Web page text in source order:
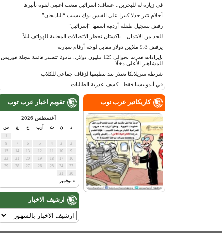
في زيارة له للبحرين.. عساف: اسرائيل منعت اغنيتي لقوة تأثيرها
أحلام تثير جدلا كبيرا على الفيس بوك بسبب “الباذنجان”
رفض تسجيل طفلة أردنية اسمها “إسرائيل”
للحد من الابتذال .. باكستان تحظر الاتصالات المجانية للهواتف ليلاً
يرفض 9٫3 ملايين دولار مقابل لوحة أرقام سيارته
بإيرادات قدرت بحوالي 125 مليون دولار.. مادونا تتصدر قائمة مجلة فوربس
للمشاهير الأعلى دخلًا
شرطة سريلانكا تعتذر بعد تنظيمها لزفاف جماعي للكلاب
في أندونيسيا فقط.. كشف عذرية الطالبات
تقويم اخبار عرب توب
أغسطس 2026
أرب س
« نوفمبر
ارشيف الاخبار
كاريكاتير عرب توب